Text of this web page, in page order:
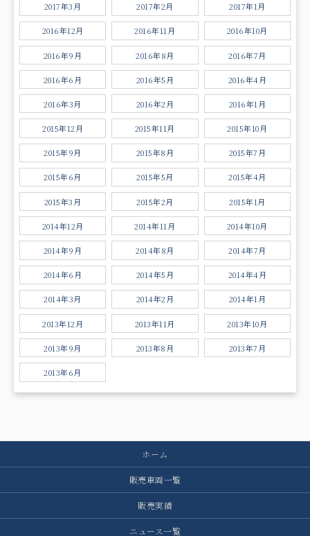
2017年3月 2017年2月 2017年1月
2016年12月 2016年11月 2016年10月
2016年9月 2016年8月 2016年7月
2016年6月 2016年5月 2016年4月
2016年3月 2016年2月 2016年1月
2015年12月 2015年11月 2015年10月
2015年9月 2015年8月 2015年7月
2015年6月 2015年5月 2015年4月
2015年3月 2015年2月 2015年1月
2014年12月 2014年11月 2014年10月
2014年9月 2014年8月 2014年7月
2014年6月 2014年5月 2014年4月
2014年3月 2014年2月 2014年1月
2013年12月 2013年11月 2013年10月
2013年9月 2013年8月 2013年7月
2013年6月
ホーム
販売車両一覧
販売実績
ニュース一覧